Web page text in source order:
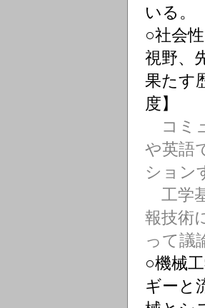
いる。
○社会
視野、
果たす
度】
コミ
や英語
ション
工学
報技術
って議
○機械
ギーと